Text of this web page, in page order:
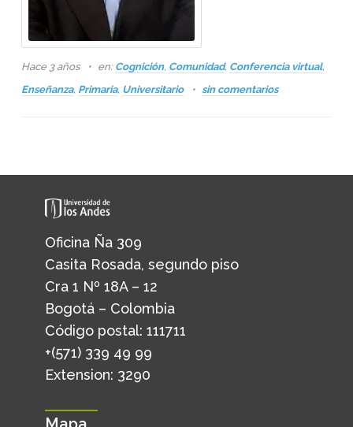
Hace 3 años en: Cognición, Comunidad, Conferencia virtual,
Enseñanza, Primaria, Universitario sin comentarios
Oficina Ña 309
Casita Rosada, segundo piso
Cra 1 Nº 18A – 12
Bogotá – Colombia
Código postal: 111711
+(571) 339 49 99
Extension: 3290